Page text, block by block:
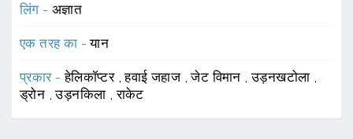
लिंग - अज्ञात
एक तरह का -यान
प्रकार -हेलिकॉप्टर ,हवाई जहाज ,जेट विमान ,उड़नखटोला
ड्रोन ,उड़नकिला ,राकेट